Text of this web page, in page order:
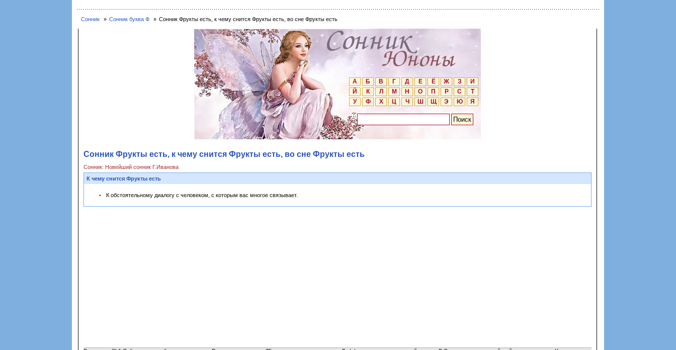
Сонник Сонник буква Ф Сонник Фрукты есть, к чему снится Фрукты есть, во сне Фрукты есть
А Б В Г Д Е Ё Ж З
И
Й
К Л М Н О П Р С
Т
У
Ф Х Ц Ч Ш Щ Э Ю Я
Сонник Фрукты есть, к чему снится Фрукты есть, во сне Фрукты есть
Сонник: Новейший сонник Г.Иванова
К чему снится Фрукты есть
К обстоятельному диалогу с человеком, с которым вас многое связывает.